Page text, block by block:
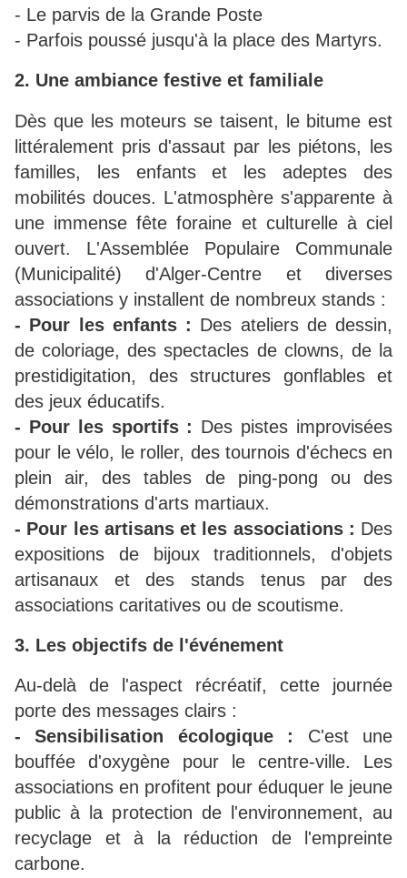
- Le parvis de la Grande Poste
- Parfois poussé jusqu'à la place des Martyrs.
2. Une ambiance festive et familiale
Dès que les moteurs se taisent, le bitume est
littéralement pris d'assaut par les piétons, les
familles, les enfants et les adeptes des
mobilités douces. L'atmosphère s'apparente à
une immense fête foraine et culturelle à ciel
ouvert. L'Assemblée Populaire Communale
(Municipalité) d'Alger-Centre et diverses
associations y installent de nombreux stands :
- Pour les enfants : Des ateliers de dessin,
de coloriage, des spectacles de clowns, de la
prestidigitation, des structures gonflables et
des jeux éducatifs.
- Pour les sportifs : Des pistes improvisées
pour le vélo, le roller, des tournois d'échecs en
plein air, des tables de ping-pong ou des
démonstrations d'arts martiaux.
- Pour les artisans et les associations : Des
expositions de bijoux traditionnels, d'objets
artisanaux et des stands tenus par des
associations caritatives ou de scoutisme.
3. Les objectifs de l'événement
Au-delà de l'aspect récréatif, cette journée
porte des messages clairs :
- Sensibilisation écologique :
C'est une
bouffée d'oxygène pour le centre-ville. Les
associations en profitent pour éduquer le jeune
public à la protection de l'environnement, au
recyclage et à la réduction de l'empreinte
carbone.